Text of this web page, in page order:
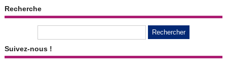
Recherche
Suivez-nous !